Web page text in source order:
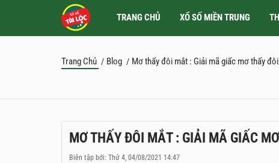
TRANG CHỦ XỔ SỐ MIỀN TRUNG
Trang Chủ / Blog / Mơ thấy đôi mắt : Giải mã giấc mơ thấy
MƠ THẤY ĐÔI MẮT : GIẢI MÃ GIẤC
Biên tập bởi: Thứ 4, 04/08/2021 14:47